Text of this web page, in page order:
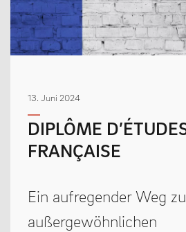
MENSCHEN
Kollegium
Vertretung der Schülerschaft
Praktikum
Ehemalige
Schulsozialarbeit
13. Juni 2024
DIPLÔME D’ÉTUDES EN LANGUE
FRANÇAISE
Ein aufregender Weg zu
außergewöhnlichen